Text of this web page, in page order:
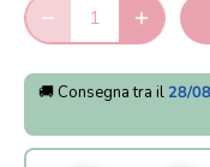
🚚 Consegna tra il 28/